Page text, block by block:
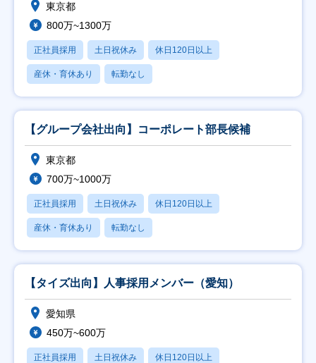
東京都
800万~1300万
正社員採用 土日祝休み 休日120日以上
産休・育休あり 転勤なし
【グループ会社出向】コーポレート部長候補
東京都
700万~1000万
正社員採用 土日祝休み 休日120日以上
産休・育休あり 転勤なし
【タイズ出向】人事採用メンバー（愛知）
愛知県
450万~600万
正社員採用 土日祝休み 休日120日以上